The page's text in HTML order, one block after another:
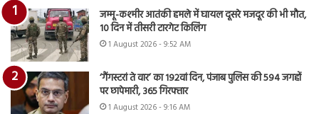
जम्मू-कश्मीर आतंकी हमले में घायल दूसरे मजदूर की भी मौत,
10 दिन में तीसरी टारगेट किलिंग
1 August 2026 - 9:52 AM
‘गैंगस्टरां ते वार’ का 192वां दिन, पंजाब पुलिस की 594 जगहों
पर छापेमारी, 365 गिरफ्तार
1 August 2026 - 9:16 AM